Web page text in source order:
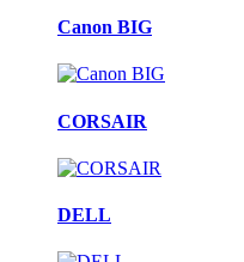
Canon BIG
CORSAIR
DELL